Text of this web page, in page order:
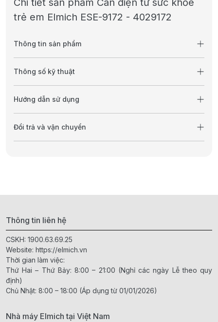
Chi tiết sản phẩm Cân điện tử sức khỏe
trẻ em Elmich ESE-9172 - 4029172
Thông tin sản phẩm
Thông số kỹ thuật
Hướng dẫn sử dụng
Đổi trả và vận chuyển
Thông tin liên hệ
CSKH: 1900.63.69.25
Website: https://elmich.vn
Thời gian làm việc:
Thứ Hai – Thứ Bảy: 8:00 – 21:00 (Nghỉ các ngày Lễ theo quy
định)
Chủ Nhật: 8:00 – 18:00 (Áp dụng từ 01/01/2026)
Nhà máy Elmich tại Việt Nam